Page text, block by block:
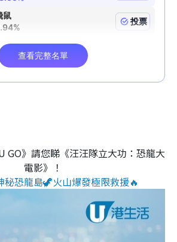
GO》請您睇《汪汪隊立大功：恐龍大
電影》！
秘恐龍島🦖火山爆發極限救援🔥